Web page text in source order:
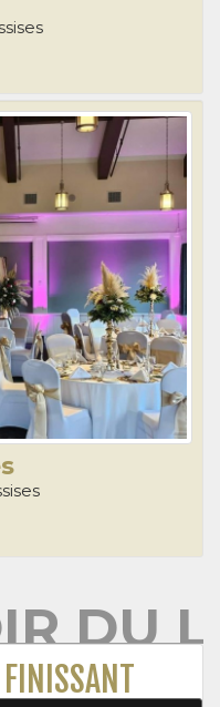
DU
FINISSANT